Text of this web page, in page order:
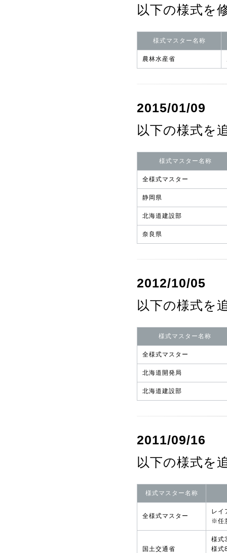
以下の様式を
様式マスター名称
農林水産省
2015/01/09
以下の様式を
様式マスター名称
全様式マスター
静岡県
北海道建設部
奈良県
2012/10/05
以下の様式を
様式マスター名称
全様式マスター
北海道開発局
北海道建設部
2011/09/16
以下の様式を
様式マスター名称
全様式マスター
レイ
※任
国土交通省
様式
様式